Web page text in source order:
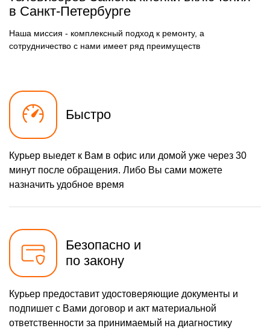
Прошивка / разблокировка
900 р
1300 р
Замена предохранителя
Замена платы обработки
видеосигнала
Замена конденсатора
Замена кнопок
управления
1200 р
Замена ИК-приемника
1500 р
Замена SCART-разъема
Замена шнура питания
1500 р
Замена разъема питания Заказать
Восстановление после
попадания влаги
1600 р
в Санкт-Петербурге
Наша миссия - комплексный подход к ремонту, а
сотрудничество с нами имеет ряд преимуществ
Быстро
Курьер выедет к Вам в офис или домой уже через 30
минут после обращения. Либо Вы сами можете
назначить удобное время
Безопасно и
по закону
Курьер предоставит удостоверяющие документы и
подпишет с Вами договор и акт материальной
ответственности за принимаемый на диагностику